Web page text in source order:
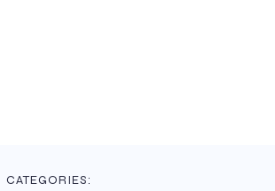
CATEGORIES: